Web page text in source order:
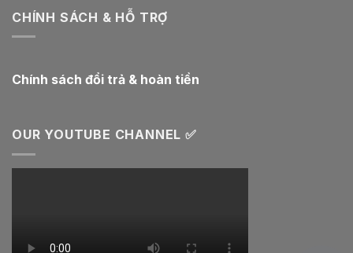
CHÍNH SÁCH & HỖ TRỢ
Chính sách đổi trả & hoàn tiền
OUR YOUTUBE CHANNEL ✅